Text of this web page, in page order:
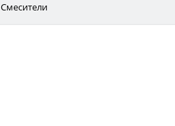
Смесители